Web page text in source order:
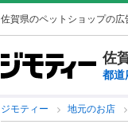
佐賀県のペットショップの広
佐
都道
ジモティー 地元のお店